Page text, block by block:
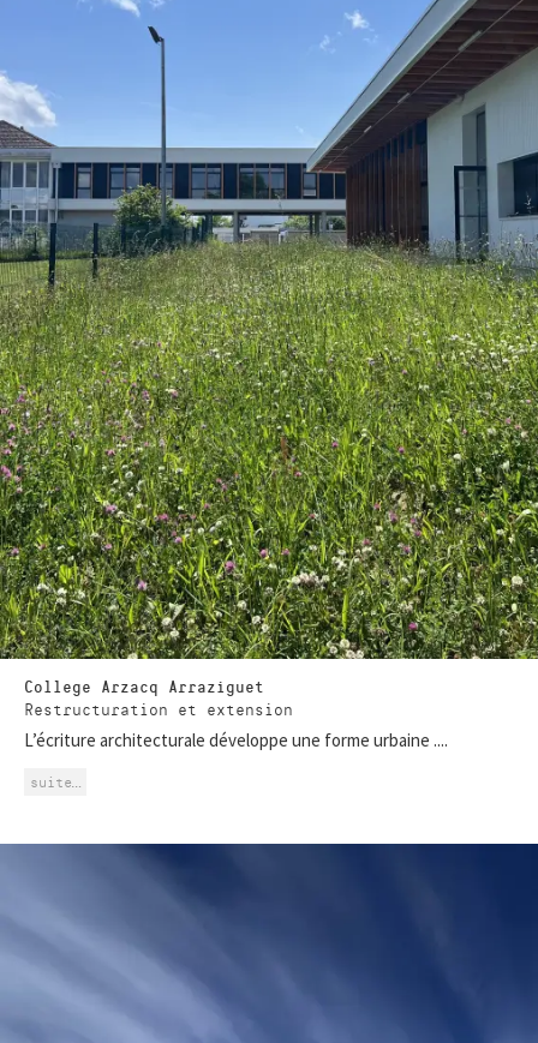
College Arzacq Arraziguet
Restructuration et extension
L’écriture architecturale développe une forme urbaine ....
suite…